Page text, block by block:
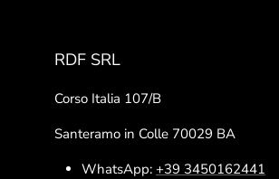
RDF SRL
Corso Italia 107/B
Santeramo in Colle 70029 BA
WhatsApp: +39 3450162441